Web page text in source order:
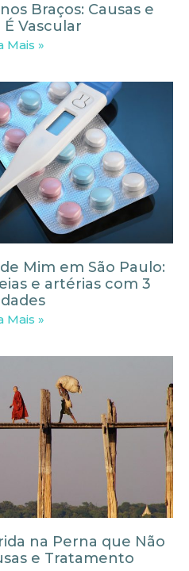
Braços: Causas e
Vascular
Mais »
Mim em São Paulo:
e artérias com 3
Mais »
na Perna que Não
e Tratamento